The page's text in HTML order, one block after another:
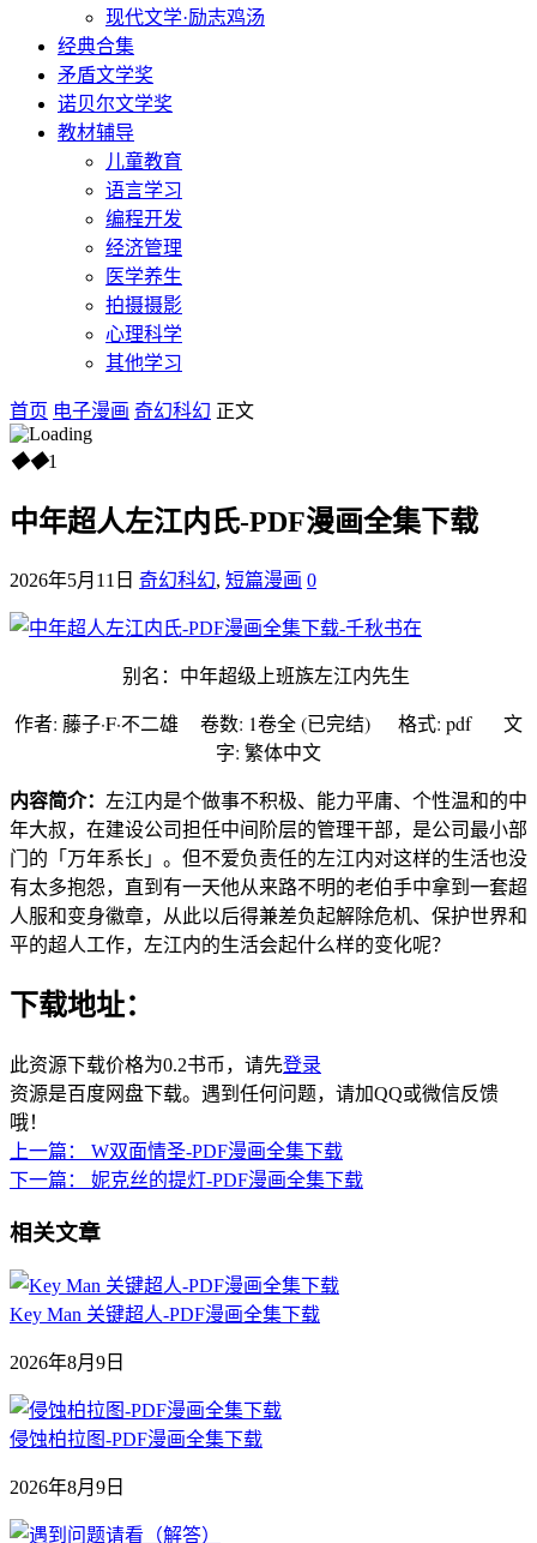
现代文学·励志鸡汤
经典合集
矛盾文学奖
诺贝尔文学奖
教材辅导
儿童教育
语言学习
编程开发
经济管理
医学养生
拍摄摄影
心理科学
其他学习
首页 电子漫画 奇幻科幻 正文
◆◆1
中年超人左江内氏-PDF漫画全集下载
2026年5月11日 奇幻科幻, 短篇漫画 0
别名：中年超级上班族左江内先生
作者: 藤子·F·不二雄 卷数: 1卷全 (已完结) 格式: pdf 文
字: 繁体中文
内容简介： 左江内是个做事不积极、能力平庸、个性温和的中
年大叔，在建设公司担任中间阶层的管理干部，是公司最小部
门的「万年系长」。但不爱负责任的左江内对这样的生活也没
有太多抱怨，直到有一天他从来路不明的老伯手中拿到一套超
人服和变身徽章，从此以后得兼差负起解除危机、保护世界和
平的超人工作，左江内的生活会起什么样的变化呢？
下载地址：
此资源下载价格为0.2书币，请先登录
资源是百度网盘下载。遇到任何问题，请加QQ或微信反馈
哦！
上一篇：
W双面情圣-PDF漫画全集下载
下一篇：
妮克丝的提灯-PDF漫画全集下载
相关文章
Key Man 关键超人-PDF漫画全集下载
2026年8月9日
侵蚀柏拉图-PDF漫画全集下载
2026年8月9日